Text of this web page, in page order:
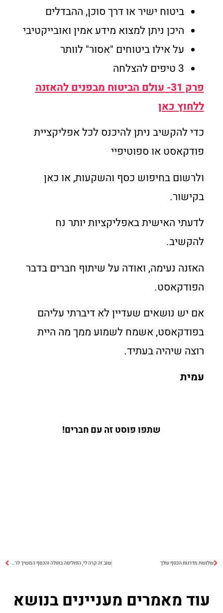
ביטוח ישיר או דרך סוכן, ההבדלים
היכן ניתן למצוא מידע אמין ואובייקטיבי
על אילו ביטוחים "אסור" לוותר
3 טיפים להצלחה
פרק 31- עולם הביטוח מבפנים להאזנה
ללחוץ כאן
כדי להקשיב ניתן להיכנס לכל אפליקציית
פודקאסט או ספוטיפיי
ולרשום בחיפוש כסף והשקעות, או כאן
בקישור.
לדעתי האישית באפליקציות יותר נח
להקשיב.
האזנה נעימה, ואודה על שיתוף חברים בדבר
הפודקאסט.
אם יש נושאים שעדיין לא דיברתי עליהם
בפודקאסט, אשמח לשמוע ממך מה היית
רוצה שיהיה בעתיד.
עמית
שתפו פוסט זה עם חברים!
שלושת מדרגות הכסף שלך שוב זה קרה לי, הפוליסה בוטלה והכסף המשיך לרדת
עוד מאמרים מעניינים בנושא